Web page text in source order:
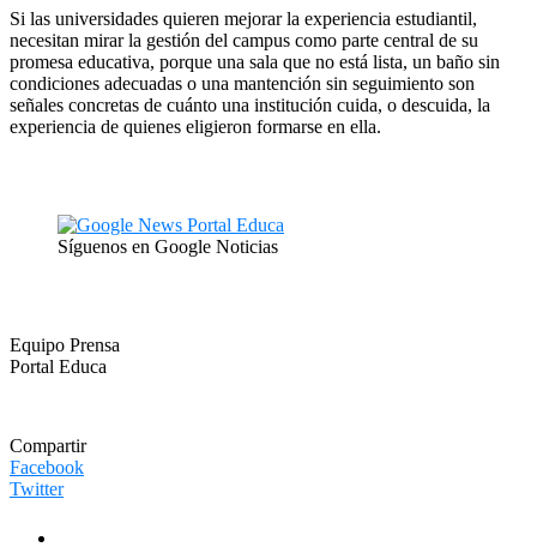
Si las universidades quieren mejorar la experiencia estudiantil,
necesitan mirar la gestión del campus como parte central de su
promesa educativa, porque una sala que no está lista, un baño sin
condiciones adecuadas o una mantención sin seguimiento son
señales concretas de cuánto una institución cuida, o descuida, la
experiencia de quienes eligieron formarse en ella.
Síguenos en Google Noticias
Equipo Prensa
Portal Educa
Compartir
Facebook
Twitter